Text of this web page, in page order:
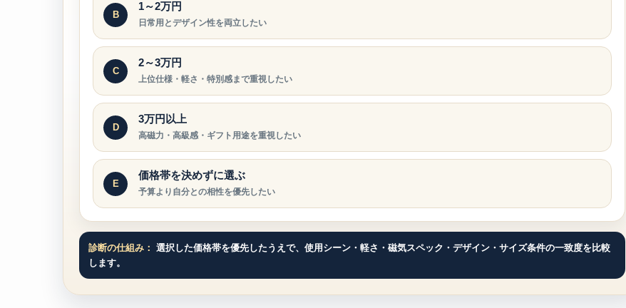
B
1～2万円
日常用とデザイン性を両立したい
C
2～3万円
上位仕様・軽さ・特別感まで重視したい
D
3万円以上
高磁力・高級感・ギフト用途を重視したい
E
価格帯を決めずに選ぶ
予算より自分との相性を優先したい
診断の仕組み： 選択した価格帯を優先したうえで、使用シーン・軽さ・磁気スペック・デザイン・サイズ条件の一致度を比較
します。